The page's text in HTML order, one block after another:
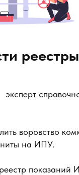
эксперт
воровство
на ИПУ.